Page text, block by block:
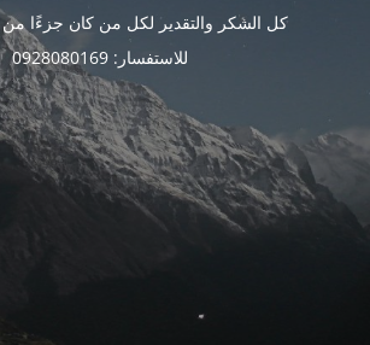
كل الشكر والتقدير لكل من كان جزءًا من
للاستفسار: 0928080169